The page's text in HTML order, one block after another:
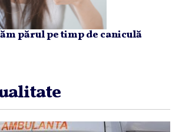
părul pe timp de caniculă